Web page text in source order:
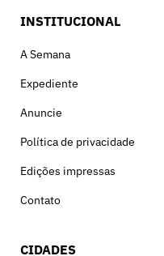
INSTITUCIONAL
A Semana
Expediente
Anuncie
Política de privacidade
Edições impressas
Contato
CIDADES